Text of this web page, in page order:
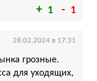
1 1
грозные.
для уходящих,
28.02.2024 в 17:31